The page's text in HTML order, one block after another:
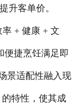
升客单价。
+ 健康 + 文
便捷烹饪满足即
景适配性融入现
特性，使其成